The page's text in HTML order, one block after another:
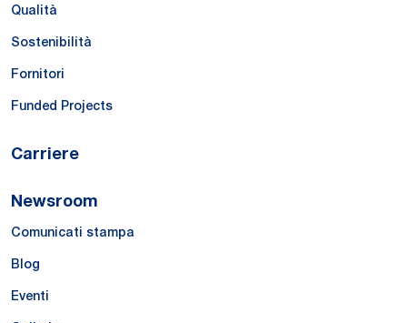
Qualità
Sostenibilità
Fornitori
Funded Projects
Carriere
Newsroom
Comunicati stampa
Blog
Eventi